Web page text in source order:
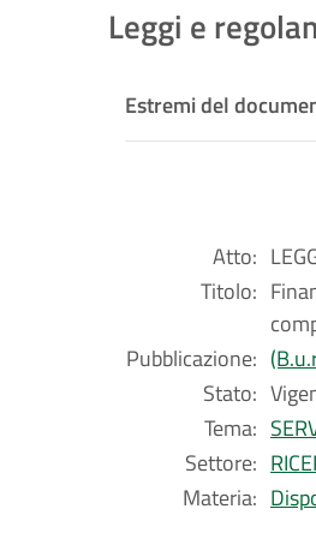
Leggi e
Estremi del
Atto:
Titolo:
Pubblicazione:
Stato:
Tema:
Settore:
Materia: